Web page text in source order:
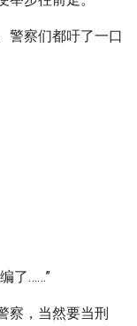
警察们都吁了一口
了……”
察，当然要当刑